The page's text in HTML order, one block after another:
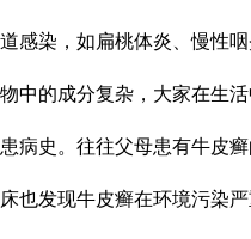
染，如扁桃体炎、慢性
的成分复杂，大家在生活
史。往往父母患有牛皮癣
也发现牛皮癣在环境污染